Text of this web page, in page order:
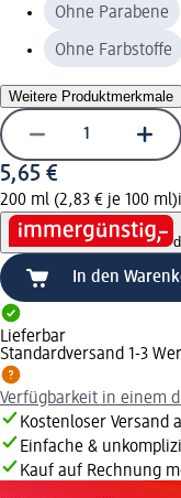
Ohne Parabene
Ohne Farbstoffe
Weitere Produktmerkmale
5,65 €
200 ml (2,83 € je 100 ml)
In den
Lieferbar
Standardversand 1-3
Verfügbarkeit in einem
Kostenloser Versand
Einfache &
Kauf auf Rechnung